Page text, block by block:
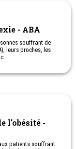
- ABA
souffrant de
leurs proches, les
.
patients souffrant